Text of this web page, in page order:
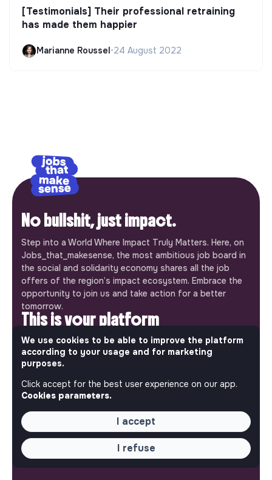
[Testimonials] Their professional retraining
has made them happier
Marianne Roussel •24 August 2022
No bullshit, just impact.
Step into a World Where Impact Truly Matters. Here, on
Jobs_that_makesense, the most ambitious job board in
the social and solidarity economy shares all the job
offers of the region’s impact ecosystem. Embrace the
opportunity to join us and take action for a better
tomorrow.
This is your platform
Jobs_that_makesense is a free service brought to you
by the makesense association. Use its potential to
accelerate your projects and contribute to building a
more respectful, inclusive and sustainable society.
Our mobile app
Get jobs that make sense on your phone so you never
miss an opportunity.
Android
We use cookies to be able to improve the platform
according to your usage and for marketing
purposes.
Click accept for the best user experience on our app.
Cookies parameters.
I accept
I refuse